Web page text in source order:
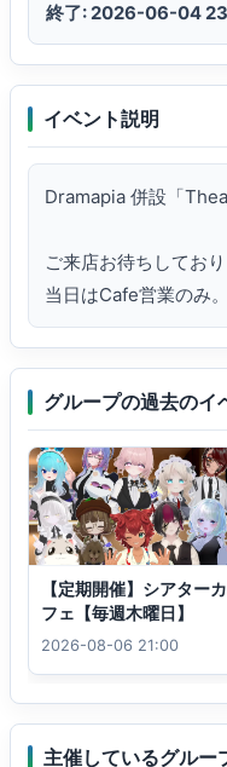
終了: 2026-06-04
イベント説明
Dramapia 併設「
ご来店お待ちしており
当日はCafe営業のみ
グループの過去のイ
【定期開催】シアターカ
フェ【毎週木曜日】
2026-08-06 21:00
主催しているグルー